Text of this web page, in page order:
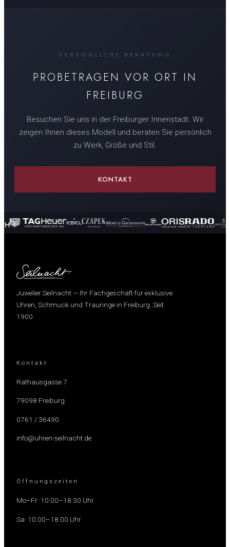
PERSÖNLICHE BERATUNG
PROBETRAGEN VOR ORT IN
FREIBURG
Besuchen Sie uns in der Freiburger Innenstadt. Wir
zeigen Ihnen dieses Modell und beraten Sie persönlich
zu Werk, Größe und Stil.
KONTAKT
Juwelier Seilnacht — Ihr Fachgeschäft für exklusive
Uhren, Schmuck und Trauringe in Freiburg. Seit
1900.
Kontakt
Rathausgasse 7
79098 Freiburg
0761 / 36490
info@uhren-seilnacht.de
Öffnungszeiten
Mo–Fr: 10:00–18:30 Uhr
Sa: 10:00–18:00 Uhr